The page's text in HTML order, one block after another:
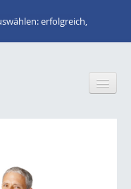
erfolgreich,